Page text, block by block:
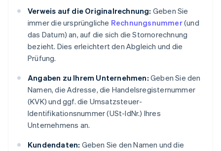
Verweis auf die Originalrechnung: Geben Sie
immer die ursprüngliche Rechnungsnummer(und
das Datum) an, auf die sich die Stornorechnung
bezieht. Dies erleichtert den Abgleich und die
Prüfung.
Angaben zu Ihrem Unternehmen: Geben Sie den
Namen, die Adresse, die Handelsregisternummer
(KVK) und ggf. die Umsatzsteuer-
Identifikationsnummer (USt-IdNr.) Ihres
Unternehmens an.
Kundendaten: Geben Sie den Namen und die